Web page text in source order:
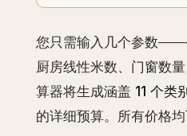
您只需输入几个参数——
厨房线性米数、门窗数
算器将生成涵盖 11 个类别
的详细预算。所有价格均